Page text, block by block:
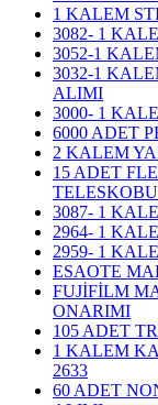
1 KALEM
3082- 1
3052-1
3032-1
ALIMI
3000- 1
6000 ADET
2 KALEM
15 ADET
3087- 1
2964- 1
2959- 1
ESAOTE
FUJİFİLM
ONARIMI
105 ADET
1 KALEM
2633
60 ADET